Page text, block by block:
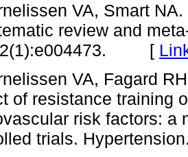
VA, Smart
review and
[
VA, Fagard
of resistance training
risk factors: a
trials.